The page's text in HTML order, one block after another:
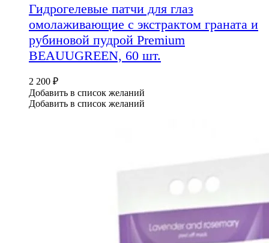
Гидрогелевые патчи для глаз
омолаживающие с экстрактом граната и
рубиновой пудрой Premium
BEAUUGREEN, 60 шт.
2 200 ₽
Добавить в список желаний
Добавить в список желаний